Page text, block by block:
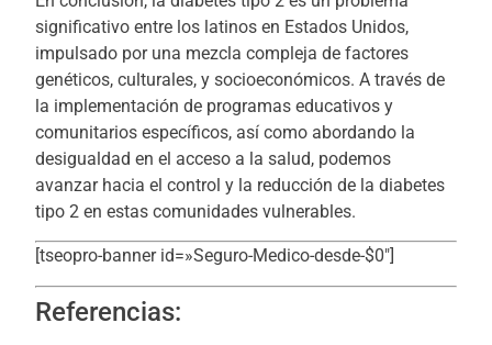
significativo entre los latinos en Estados Unidos,
impulsado por una mezcla compleja de factores
genéticos, culturales, y socioeconómicos. A través de
la implementación de programas educativos y
comunitarios específicos, así como abordando la
desigualdad en el acceso a la salud, podemos
avanzar hacia el control y la reducción de la diabetes
tipo 2 en estas comunidades vulnerables.
[tseopro-banner id=»Seguro-Medico-desde-$0″]
Referencias: